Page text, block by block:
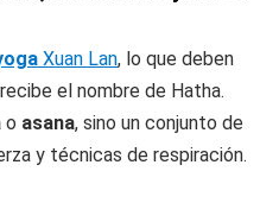
Xuan Lan, lo que deben
recibe el nombre de Hatha.
o asana, sino un conjunto de
y técnicas de respiración.